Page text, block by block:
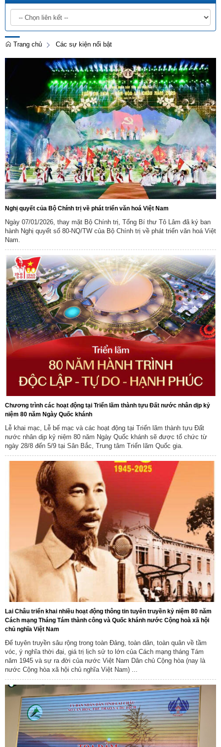
Trang chủ Các sự kiện nổi bật
Nghị quyết của Bộ Chính trị về phát triển văn hoá Việt Nam
Ngày 07/01/2026, thay mặt Bộ Chính trị, Tổng Bí thư Tô Lâm đã ký ban
hành Nghị quyết số 80-NQ/TW của Bộ Chính trị về phát triển văn hoá Việt
Nam.
Chương trình các hoạt động tại Triển lãm thành tựu Đất nước nhân dịp kỷ
niệm 80 năm Ngày Quốc khánh
Lễ khai mạc, Lễ bế mạc và các hoạt động tại Triển lãm thành tựu Đất
nước nhân dịp kỷ niệm 80 năm Ngày Quốc khánh sẽ được tổ chức từ
ngày 28/8 đến 5/9 tại Sân Bắc, Trung tâm Triển lãm Quốc gia.
Lai Châu triển khai nhiều hoạt động thông tin tuyên truyền kỷ niệm 80 năm
Cách mạng Tháng Tám thành công và Quốc khánh nước Cộng hoà xã hội
chủ nghĩa Việt Nam
Để tuyên truyền sâu rộng trong toàn Đảng, toàn dân, toàn quân về tầm
vóc, ý nghĩa thời đại, giá trị lịch sử to lớn của Cách mạng tháng Tám
năm 1945 và sự ra đời của nước Việt Nam Dân chủ Cộng hòa (nay là
nước Cộng hòa xã hội chủ nghĩa Việt Nam) ...